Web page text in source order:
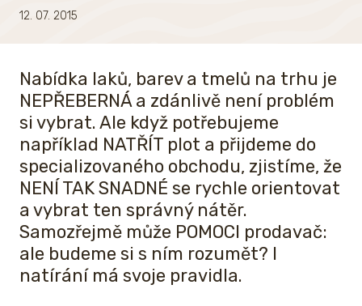
12. 07. 2015
Nabídka laků, barev a tmelů na trhu je
NEPŘEBERNÁ a zdánlivě není problém
si vybrat. Ale když potřebujeme
například NATŘÍT plot a přijdeme do
specializovaného obchodu, zjistíme, že
NENÍ TAK SNADNÉ se rychle orientovat
a vybrat ten správný nátěr.
Samozřejmě může POMOCI prodavač:
ale budeme si s ním rozumět? I
natírání má svoje pravidla.